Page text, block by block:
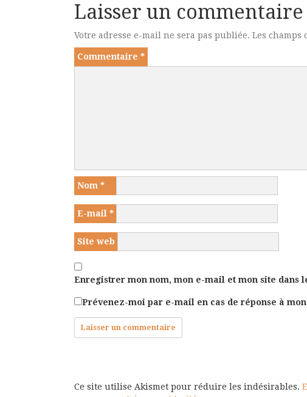
Laisser un commentaire
Votre adresse e-mail ne sera pas publiée. Les champs
Commentaire *
Nom *
E-mail *
Site web
Enregistrer mon nom, mon e-mail et mon site dans
Prévenez-moi par e-mail en cas de réponse à
Ce site utilise Akismet pour réduire les indésirables.